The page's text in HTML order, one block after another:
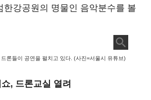
한강공원의 명물인 음악분수를 볼
론들이 공연을 펼치고 있다. (사진=서울시 유튜브)
, 드론교실 열려